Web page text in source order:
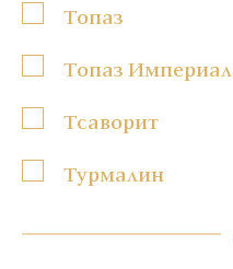
Топаз
Топаз Империал
Тсаворит
Турмалин